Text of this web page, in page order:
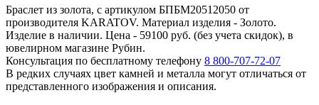
Браслет из золота, с артикулом БПБМ20512050 от
производителя KARATOV. Материал изделия - Золото.
Изделие в наличии. Цена - 59100 руб. (без учета скидок), в
ювелирном магазине Рубин.
Консультация по бесплатному телефону 8 800-707-72-07
В редких случаях цвет камней и металла могут отличаться от
представленного изображения и описания.